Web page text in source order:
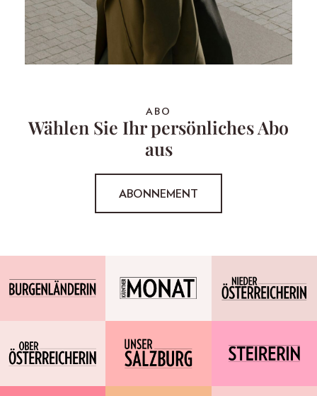
ABO
Wählen Sie Ihr persönliches Abo
aus
ABONNEMENT